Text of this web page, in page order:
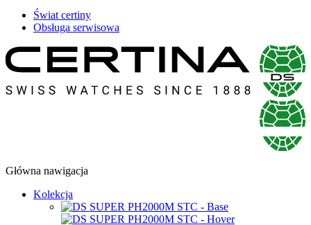
Świat certiny
Obsługa serwisowa
Główna nawigacja
Kolekcja